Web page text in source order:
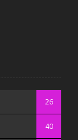
26
40